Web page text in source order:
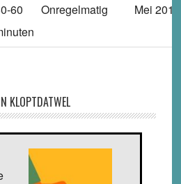
60
Onregelmatig Mei 2010
KLOPTDATWEL